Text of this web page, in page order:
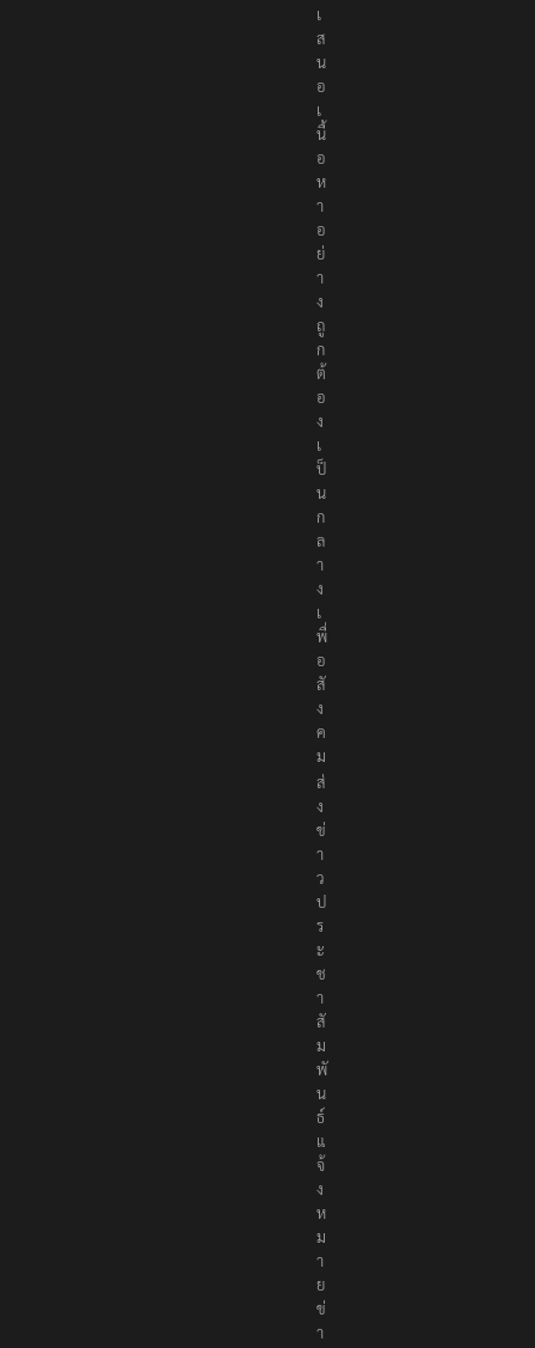
เ
ส
น
อ
เ
นื้
อ
ห
า
อ
ย่
า
ง
ถู
ก
ต้
อ
ง
เ
ป็
น
ก
ล
า
ง
เ
พื่
อ
สั
ง
ค
ม
ส่
ง
ข่
า
ว
ป
ร
ะ
ช
า
สั
ม
พั
น
ธ์
แ
จ้
ง
ห
ม
า
ย
ข่
า